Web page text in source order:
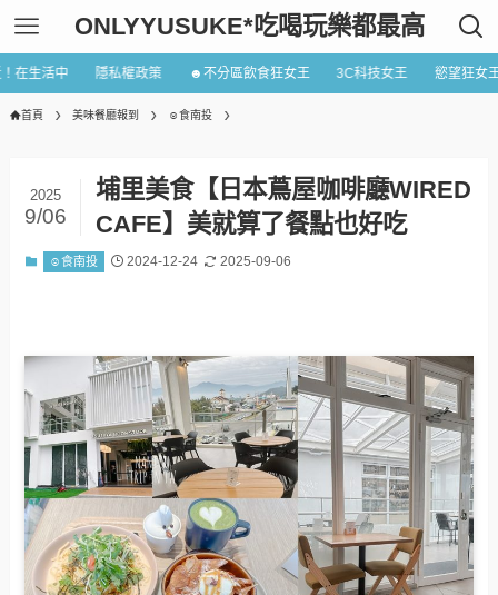
ONLYYUSUKE*吃喝玩樂都最高
在生活中 隱私權政策 ☻不分區飲食狂女王 3C科技女王 慾望狂女
首頁 美味餐廳報到 ☺食南投
埔里美食【日本蔦屋咖啡廳WIRED
CAFE】美就算了餐點也好吃
2025
9/06
☺食南投 2024-12-24 2025-09-06